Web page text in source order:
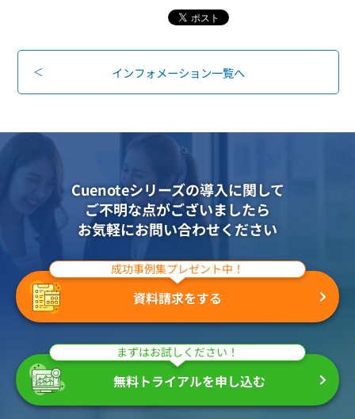
SMS配信サービス
認証サービス
Webプッシュ通知サービス
アンケートシステム・フォーム
緊急参集・安否確認
遅延なく確実・高速に送る
組織的に管理
効果改善・顧客育成
システム連携・効率化
セキュリティ対策
デジタルマーケティング
ブログ・各種資料
マーケティングブログ
資料ダウンロード
メール配信用語集
資料請求・お問い合わせ
無料トライアル
03-6820-0515 大阪 06-6131-9960
（平日 10:00〜18:00）
インフォメーション一覧へ
Cuenoteシリーズの導入に関して
ご不明な点がございましたら
お気軽にお問い合わせください
成功事例集プレゼント中！
資料請求をする
まずはお試しください！
無料トライアルを申し込む